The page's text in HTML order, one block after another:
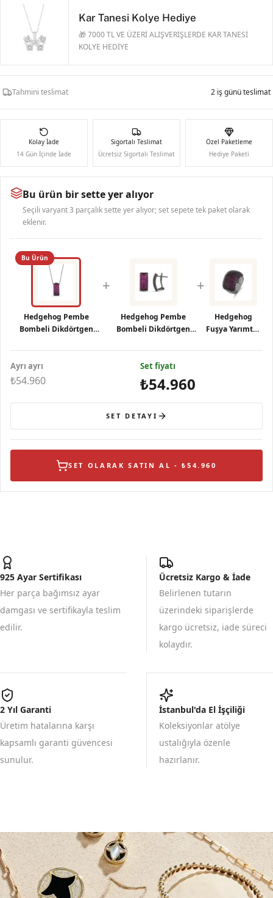
Kar Tanesi Kolye Hediye
🎁 7000 TL VE ÜZERİ ALIŞVERİŞLERDE KAR TANESİ
KOLYE HEDİYE
Tahmini teslimat 2 iş günü teslimat
Kolay İade
14 Gün İçinde İade
Sigortalı Teslimat
Ücretsiz Sigortalı Teslimat
Özel Paketleme
Hediye Paketi
Bu ürün bir sette yer alıyor
Seçili varyant 3 parçalık sette yer alıyor; set sepete tek paket olarak
eklenir.
Bu Ürün
Hedgehog Pembe
Bombeli Dikdörtgen
Kolye
+
Hedgehog Pembe
Bombeli Dikdörtgen
Gümüş Küpe
+
Hedgehog
Fuşya Yarımtur
Yüzük
Ayrı ayrı
₺54.960
Set fiyatı
₺54.960
SET DETAYI
SET OLARAK SATIN AL - ₺54.960
925 Ayar Sertifikası
Her parça bağımsız ayar
damgası ve sertifikayla teslim
edilir.
Ücretsiz Kargo & İade
Belirlenen tutarın
üzerindeki siparişlerde
kargo ücretsiz, iade süreci
kolaydır.
2 Yıl Garanti
Üretim hatalarına karşı
kapsamlı garanti güvencesi
sunulur.
İstanbul'da El İşçiliği
Koleksiyonlar atölye
ustalığıyla özenle
hazırlanır.